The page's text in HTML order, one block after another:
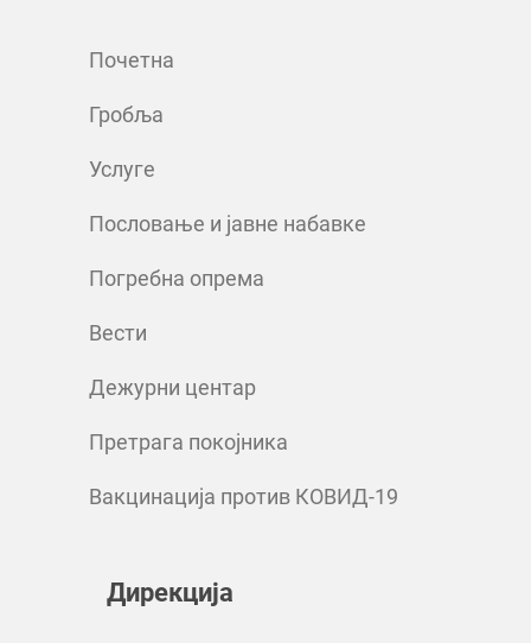
Почетна
Гробља
Услуге
Пословање и јавне набавке
Погребна опрема
Вести
Дежурни центар
Претрага покојника
Вакцинација против КОВИД-19
Дирекција